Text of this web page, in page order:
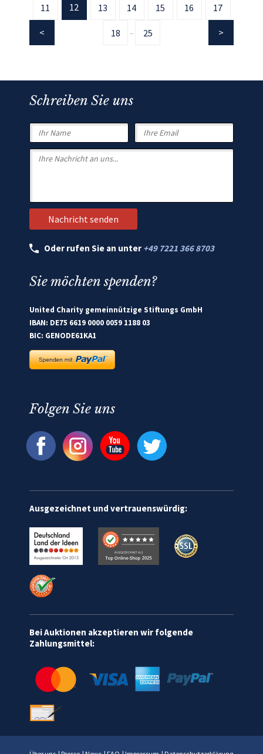
11 12 13 14 15 16 17
18 ... 25
Schreiben Sie uns
Oder rufen Sie an unter +49 7221 366 8703
Sie möchten spenden?
United Charity gemeinnützige Stiftungs GmbH
IBAN: DE75 6619 0000 0059 1188 03
BIC: GENODE61KA1
Folgen Sie uns
Ausgezeichnet und vertrauenswürdig:
Bei Auktionen akzeptieren wir folgende
Zahlungsmittel: